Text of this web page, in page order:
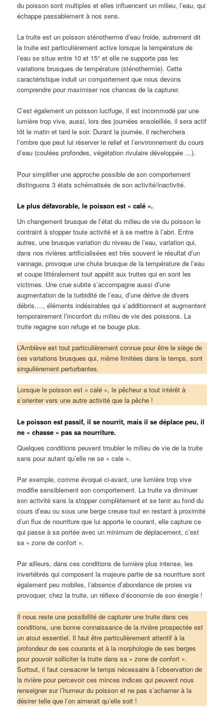
du poisson sont multiples et elles influencent un milieu, l’eau, qui
échappe passablement à nos sens.
La truite est un poisson sténotherme d’eau froide, autrement dit
la truite est particulièrement active lorsque la température de
l’eau se situe entre 10 et 15° et elle ne supporte pas les
variations brusques de température (sténothermie). Cette
caractéristique induit un comportement que nous devons
comprendre pour maximiser nos chances de la capturer.
C’est également un poisson lucifuge, il est incommodé par une
lumière trop vive, aussi, lors des journées ensoleillée, il sera actif
tôt le matin et tard le soir. Durant la journée, il recherchera
l’ombre que peut lui réserver le relief et l’environnement du cours
d’eau (coulées profondes, végétation rivulaire développée …).
Pour simplifier une approche possible de son comportement
distinguons 3 états schématisés de son activité/inactivité.
Le plus défavorable, le poisson est « calé ».
Un changement brusque de l’état du milieu de vie du poisson le
contraint à stopper toute activité et à se mettre à l’abri. Entre
autres, une brusque variation du niveau de l’eau, variation qui,
dans nos rivières artificialisées est très souvent le résultat d’un
vannage, provoque une chute brusque de la température de l’eau
et coupe littéralement tout appétit aux truites qui en sont les
victimes. Une crue subite s’accompagne aussi d’une
augmentation de la turbidité de l’eau, d’une dérive de divers
débris…., éléments indésirables qui s’additionnent et augmentent
temporairement l’inconfort du milieu de vie des poissons. La
truite regagne son refuge et ne bouge plus.
L’Amblève est tout particulièrement connue pour être le siège de
ces variations brusques qui, même limitées dans le temps, sont
singulièrement perturbantes.
Lorsque le poisson est « calé », le pêcheur a tout intérêt à
s’orienter vers une autre activité que la pêche !
Le poisson est passif, il se nourrit, mais il se déplace peu, il
ne « chasse » pas sa nourriture.
Quelques conditions peuvent troubler le milieu de vie de la truite
sans pour autant qu’elle ne se « cale ».
Par exemple, comme évoqué ci-avant, une lumière trop vive
modifie sensiblement son comportement. La truite va diminuer
son activité sans la stopper complètement et se tenir au fond du
cours d’eau ou sous une berge creuse tout en restant à proximité
d’un flux de nourriture que lui apporte le courant, elle capture ce
qui passe à sa portée avec un minimum de déplacement, c’est
sa « zone de confort ».
Par ailleurs, dans ces conditions de lumière plus intense, les
invertébrés qui composent la majeure partie de sa nourriture sont
également peu mobiles, l’absence d’abondance de proies va
provoquer, chez la truite, un réflexe d’économie de son énergie !
Il nous reste une possibilité de capturer une truite dans ces
conditions, une bonne connaissance de la rivière prospectée est
un atout essentiel. Il faut être particulièrement attentif à la
profondeur de ses courants et à la morphologie de ses berges
pour pouvoir solliciter la truite dans sa « zone de confort ».
Surtout, il faut consacrer le temps nécessaire à l’observation de
la rivière pour percevoir ces minces indices qui peuvent nous
renseigner sur l’humeur du poisson et ne pas s’acharner à la
désirer telle que l’on aimerait qu’elle soit !